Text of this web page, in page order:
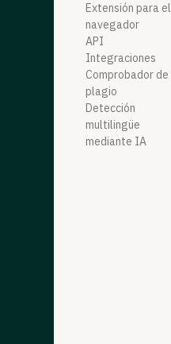
Extensión para el
navegador
API
Integraciones
Comprobador de
plagio
Detección
multilingüe
mediante IA